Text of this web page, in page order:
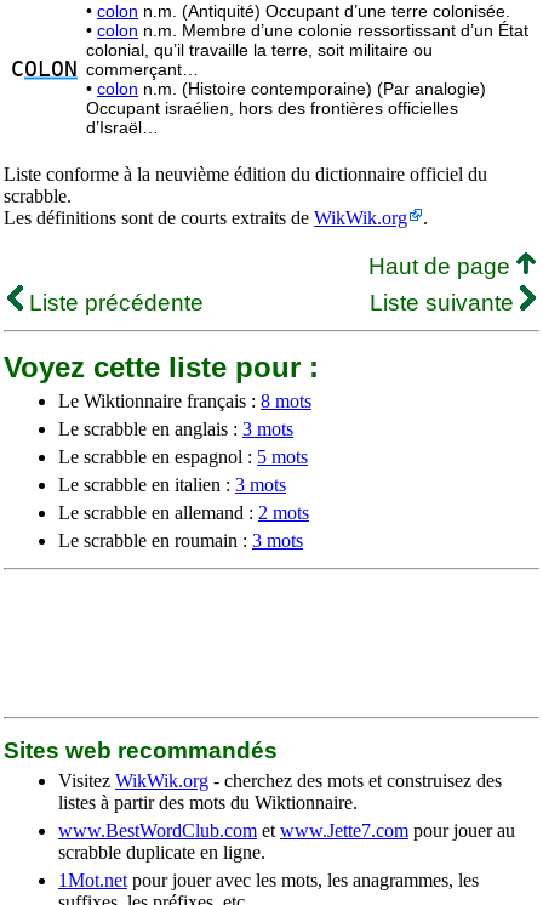
COLON
• colon n.m. (Antiquité) Occupant d’une terre colonisée.
• colon n.m. Membre d’une colonie ressortissant d’un État
colonial, qu’il travaille la terre, soit militaire ou
commerçant…
• colon n.m. (Histoire contemporaine) (Par analogie)
Occupant israélien, hors des frontières officielles
d’Israël…
Liste conforme à la neuvième édition du dictionnaire officiel du
scrabble.
Les définitions sont de courts extraits de WikWik.org .
Haut de page
Liste précédente
Liste suivante
Voyez cette liste pour :
Le Wiktionnaire français : 8 mots
Le scrabble en anglais : 3 mots
Le scrabble en espagnol : 5 mots
Le scrabble en italien : 3 mots
Le scrabble en allemand : 2 mots
Le scrabble en roumain : 3 mots
Sites web recommandés
Visitez WikWik.org - cherchez des mots et construisez des
listes à partir des mots du Wiktionnaire.
www.BestWordClub.com et www.Jette7.com pour jouer au
scrabble duplicate en ligne.
1Mot.net pour jouer avec les mots, les anagrammes, les